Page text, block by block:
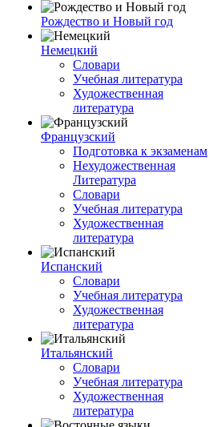
Рождество и Новый год
Немецкий
Словари
Учебная литература
Художественная
литература
Французский
Подготовка к экзаменам
Нехудожественная
Литература
Словари
Учебная литература
Художественная
литература
Испанский
Словари
Учебная литература
Художественная
литература
Итальянский
Словари
Учебная литература
Художественная
литература